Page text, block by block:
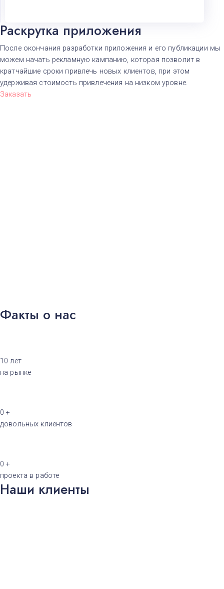
Раскрутка приложения
После окончания разработки приложения и его публикации мы
можем начать рекламную кампанию, которая позволит в
кратчайшие сроки привлечь новых клиентов, при этом
удерживая стоимость привлечения на низком уровне.
Заказать
Факты о нас
10 лет
на рынке
0 +
довольных клиентов
0 +
проекта в работе
Наши клиенты
Омск
П
Пермь
Р